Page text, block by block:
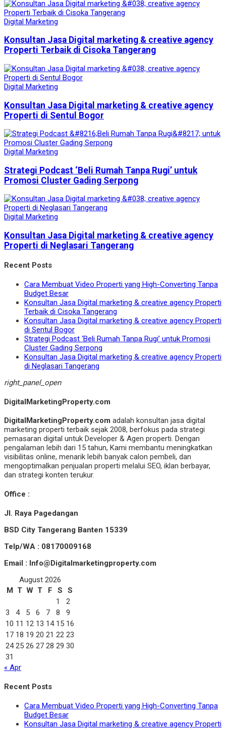
Digital Marketing
Konsultan Jasa Digital marketing & creative agency
Properti Terbaik di Cisoka Tangerang
Digital Marketing
Konsultan Jasa Digital marketing & creative agency
Properti di Sentul Bogor
Digital Marketing
Strategi Podcast ‘Beli Rumah Tanpa Rugi’ untuk
Promosi Cluster Gading Serpong
Digital Marketing
Konsultan Jasa Digital marketing & creative agency
Properti di Neglasari Tangerang
Recent Posts
Cara Membuat Video Properti yang High-Converting Tanpa
Budget Besar
Konsultan Jasa Digital marketing & creative agency Properti
Terbaik di Cisoka Tangerang
Konsultan Jasa Digital marketing & creative agency Properti
di Sentul Bogor
Strategi Podcast ‘Beli Rumah Tanpa Rugi’ untuk Promosi
Cluster Gading Serpong
Konsultan Jasa Digital marketing & creative agency Properti
di Neglasari Tangerang
right_panel_open
DigitalMarketingProperty.com
DigitalMarketingProperty.com adalah konsultan jasa digital
marketing properti terbaik sejak 2008, berfokus pada strategi
pemasaran digital untuk Developer & Agen properti. Dengan
pengalaman lebih dari 15 tahun, Kami membantu meningkatkan
visibilitas online, menarik lebih banyak calon pembeli, dan
mengoptimalkan penjualan properti melalui SEO, iklan berbayar,
dan strategi konten terukur.
Office :
Jl. Raya Pagedangan
BSD City Tangerang Banten 15339
Telp/WA : 08170009168
Email : Info@Digitalmarketingproperty.com
August 2026
M
T W T F S
S
1
2
3
4 5 6 7 8
9
10 11 12 13 14 15 16
17 18 19 20 21 22 23
24 25 26 27 28 29 30
31
« Apr
Recent Posts
Cara Membuat Video Properti yang High-Converting Tanpa
Budget Besar
Konsultan Jasa Digital marketing & creative agency Properti